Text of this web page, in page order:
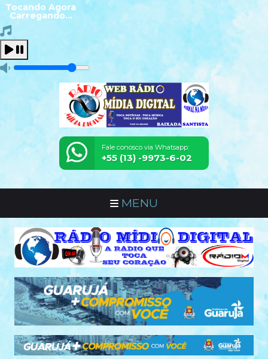
Tocando Agora
Carregando...
Fale conosco via Whatsapp:
+55 (13) -9973-6-02
MENU